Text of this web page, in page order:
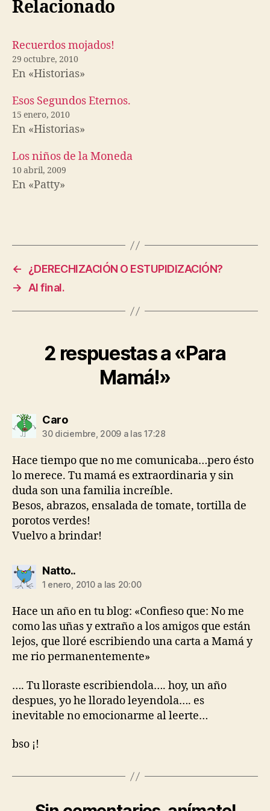
Relacionado
Recuerdos mojados!
29 octubre, 2010
En «Historias»
Esos Segundos Eternos.
15 enero, 2010
En «Historias»
Los niños de la Moneda
10 abril, 2009
En «Patty»
←
¿DERECHIZACIÓN O ESTUPIDIZACIÓN?
→
Al final.
2 respuestas a «Para
Mamá!»
Carodice:
30 diciembre, 2009 a las 17:28
Hace tiempo que no me comunicaba…pero ésto
lo merece. Tu mamá es extraordinaria y sin
duda son una familia increíble.
Besos, abrazos, ensalada de tomate, tortilla de
porotos verdes!
Vuelvo a brindar!
Natto..dice:
1 enero, 2010 a las 20:00
Hace un año en tu blog: «Confieso que: No me
como las uñas y extraño a los amigos que están
lejos, que lloré escribiendo una carta a Mamá y
me rio permanentemente»
…. Tu lloraste escribiendola…. hoy, un año
despues, yo he llorado leyendola…. es
inevitable no emocionarme al leerte…
bso ¡!